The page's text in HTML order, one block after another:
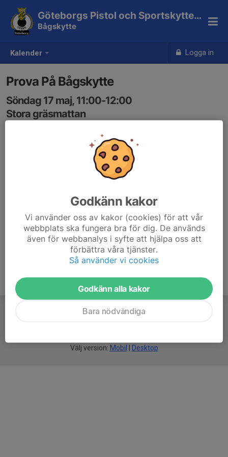
Kalender Logga in
Göteborgs Pistol och Sportskytteklubb
Bågskytte
Prova På Bågskytte
Söndag 17 maj, 11:00-12:00
Stora gräsmattan
Välj version: Mobil Desktop
Godkänn kakor
Vi använder oss av kakor (cookies) för att vår
webbplats ska fungera bra för dig. De används
även för webbanalys i syfte att hjälpa oss att
förbättra våra tjänster.
Så använder vi cookies
Godkänn alla kakor
Bara nödvändiga